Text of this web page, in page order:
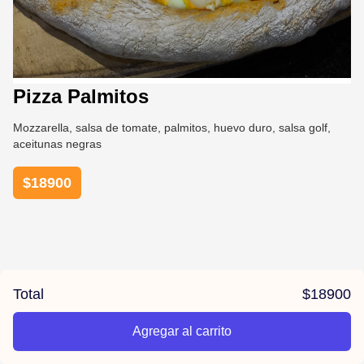
Pizza Palmitos
Mozzarella, salsa de tomate, palmitos, huevo duro, salsa golf,
aceitunas negras
$18900
Total $18900
Agregar al carrito